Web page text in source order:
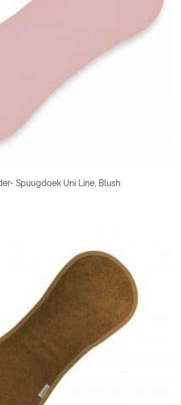
Spuugdoek Uni Line, Blush